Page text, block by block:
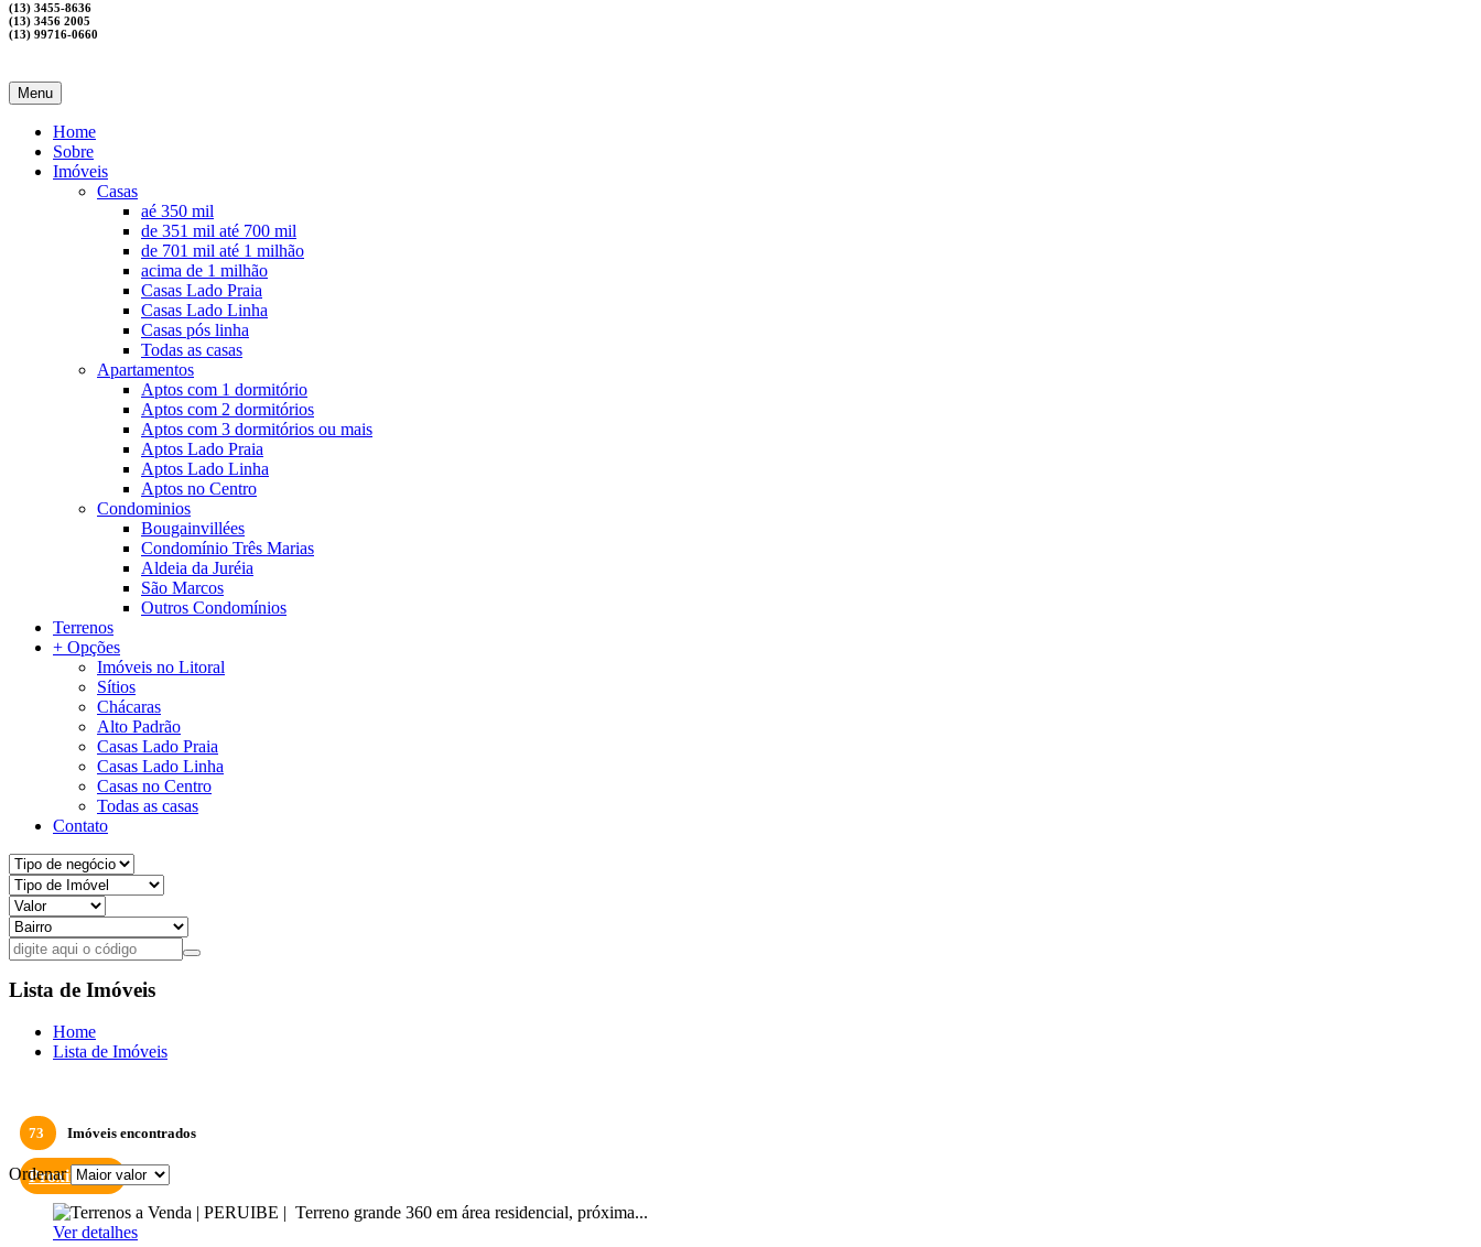
(13) 3455-8636
(13) 3456 2005
(13) 99716-0660
Menu
Home
Sobre
Imóveis
Casas
aé 350 mil
de 351 mil até 700 mil
de 701 mil até 1 milhão
acima de 1 milhão
Casas Lado Praia
Casas Lado Linha
Casas pós linha
Todas as casas
Apartamentos
Aptos com 1 dormitório
Aptos com 2 dormitórios
Aptos com 3 dormitórios ou mais
Aptos Lado Praia
Aptos Lado Linha
Aptos no Centro
Condominios
Bougainvillées
Condomínio Três Marias
Aldeia da Juréia
São Marcos
Outros Condomínios
Terrenos
+ Opções
Imóveis no Litoral
Sítios
Chácaras
Alto Padrão
Casas Lado Praia
Casas Lado Linha
Casas no Centro
Todas as casas
Contato
Lista de Imóveis
Home
Lista de Imóveis
73 Imóveis encontrados
Proxima >>
Ordenar
Ver detalhes